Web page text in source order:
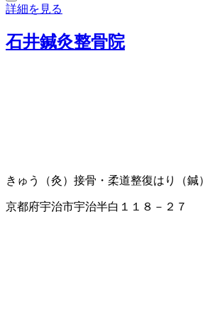
詳細を見る
石井鍼灸整骨院
きゅう（灸） 接骨・柔道整復はり（鍼）
京都府宇治市宇治半白１１８－２７